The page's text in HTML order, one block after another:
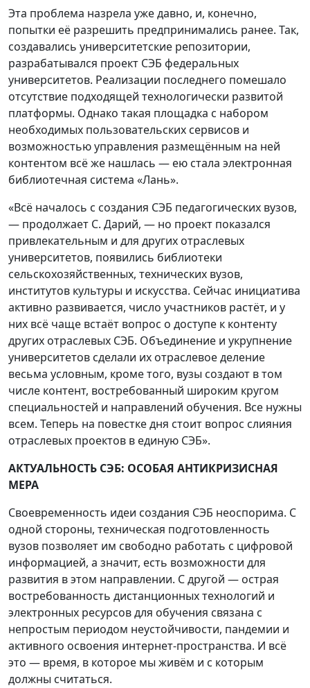
Эта проблема назрела уже давно, и, конечно,
попытки её разрешить предпринимались ранее. Так,
создавались университетские репозитории,
разрабатывался проект СЭБ федеральных
университетов. Реализации последнего помешало
отсутствие подходящей технологически развитой
платформы. Однако такая площадка с набором
необходимых пользовательских сервисов и
возможностью управления размещённым на ней
контентом всё же нашлась — ею стала электронная
библиотечная система «Лань».
«Всё началось с создания СЭБ педагогических вузов,
— продолжает С. Дарий, — но проект показался
привлекательным и для других отраслевых
университетов, появились библиотеки
сельскохозяйственных, технических вузов,
институтов культуры и искусства. Сейчас инициатива
активно развивается, число участников растёт, и у
них всё чаще встаёт вопрос о доступе к контенту
других отраслевых СЭБ. Объединение и укрупнение
университетов сделали их отраслевое деление
весьма условным, кроме того, вузы создают в том
числе контент, востребованный широким кругом
специальностей и направлений обучения. Все нужны
всем. Теперь на повестке дня стоит вопрос слияния
отраслевых проектов в единую СЭБ».
АКТУАЛЬНОСТЬ СЭБ: ОСОБАЯ АНТИКРИЗИСНАЯ
МЕРА
Своевременность идеи создания СЭБ неоспорима. С
одной стороны, техническая подготовленность
вузов позволяет им свободно работать с цифровой
информацией, а значит, есть возможности для
развития в этом направлении. С другой — острая
востребованность дистанционных технологий и
электронных ресурсов для обучения связана с
непростым периодом неустойчивости, пандемии и
активного освоения интернет-пространства. И всё
это — время, в которое мы живём и с которым
должны считаться.